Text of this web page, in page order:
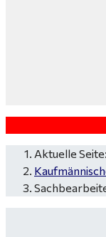
Aktuelle Seite: